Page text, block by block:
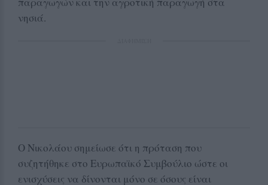
νησιά.
Ο Νικολάου σημείωσε ότι η πρόταση που
συζητήθηκε στο Ευρωπαϊκό Συμβούλιο ώστε οι
ενισχύσεις να δίνονται μόνο σε όσους είναι